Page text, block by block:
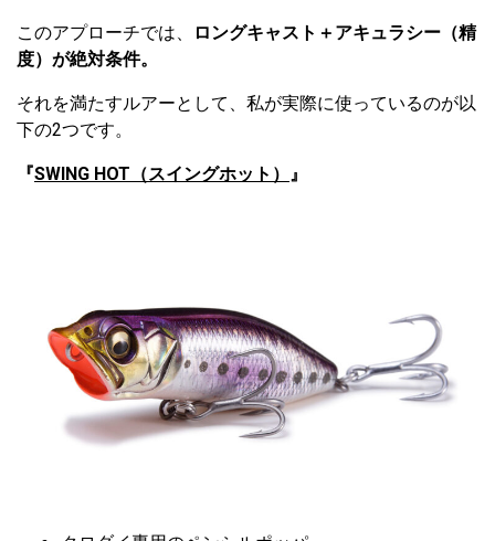
このアプローチでは、
ロングキャスト＋アキュラシー（精
度）が絶対条件。
それを満たすルアーとして、私が実際に使っているのが以
下の2つです。
『SWING HOT（スイングホット） 』